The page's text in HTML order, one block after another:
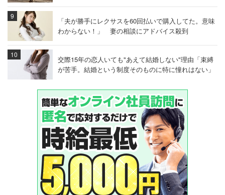
「夫が勝手にレクサスを60回払いで購入してた。意味
わからない！」 妻の相談にアドバイス殺到
交際15年の恋人いても"あえて結婚しない"理由「束縛
が苦手。結婚という制度そのものに特に憧れはない」